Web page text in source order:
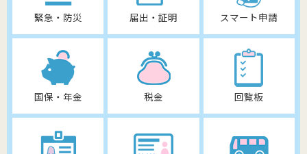
緊急・防災 届出・証明 スマート申請
国保・年金 税金 回覧板